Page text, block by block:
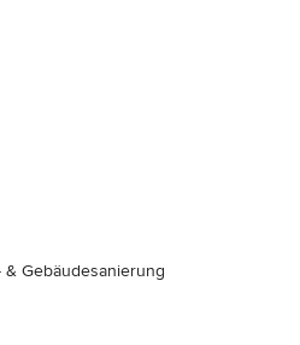
Gebäudesanierung